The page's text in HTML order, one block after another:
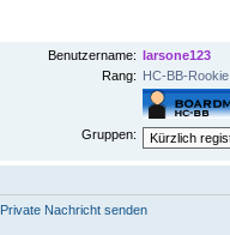
Benutzername: larsone123
Rang: HC-BB-Rookie
Gruppen:
Private Nachricht senden